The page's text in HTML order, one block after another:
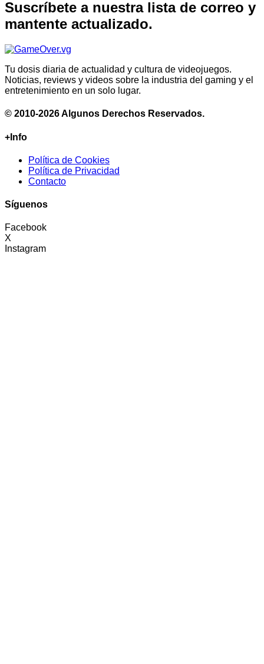
Suscríbete a nuestra lista de correo y
mantente actualizado.
Tu dosis diaria de actualidad y cultura de videojuegos.
Noticias, reviews y videos sobre la industria del gaming y el
entretenimiento en un solo lugar.
© 2010-2026 Algunos Derechos Reservados.
+Info
Política de Cookies
Política de Privacidad
Contacto
Síguenos
Facebook
X
Instagram